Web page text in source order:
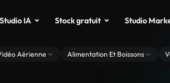
Studio IA Stock gratuit Studio
Aérienne Alimentation Et Boissons